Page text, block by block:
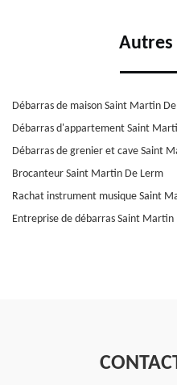
Autres
Débarras de maison Saint Martin
Débarras d'appartement Saint
Débarras de grenier et cave Saint
Brocanteur Saint Martin De Lerm
Rachat instrument musique Saint
Entreprise de débarras Saint Martin